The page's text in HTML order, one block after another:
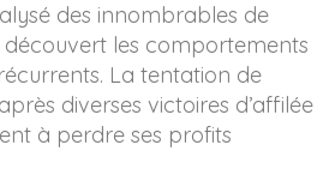
des innombrables de
découvert les comportements
La tentation de
diverses victoires d’affilée
à perdre ses profits